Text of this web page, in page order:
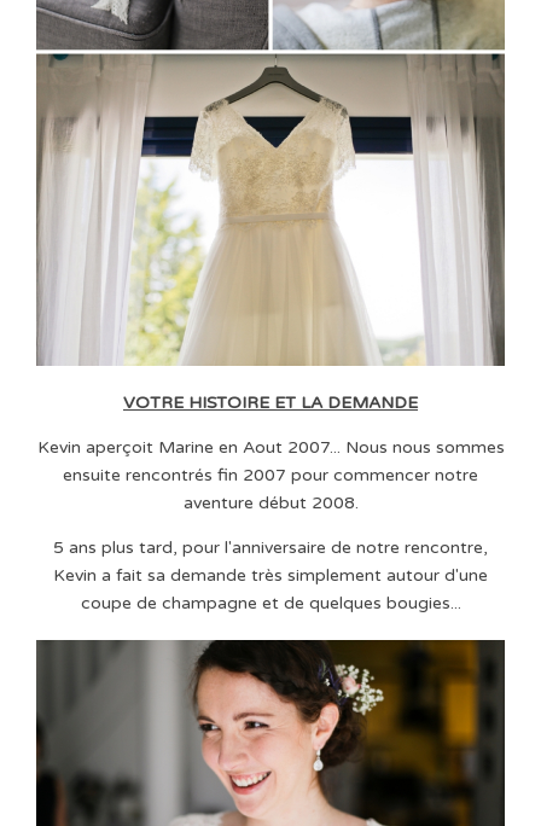
VOTRE HISTOIRE ET LA DEMANDE
Kevin aperçoit Marine en Aout 2007... Nous nous sommes
ensuite rencontrés fin 2007 pour commencer notre
aventure début 2008.
5 ans plus tard, pour l'anniversaire de notre rencontre,
Kevin a fait sa demande très simplement autour d'une
coupe de champagne et de quelques bougies...